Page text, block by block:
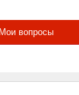
Мои вопросы